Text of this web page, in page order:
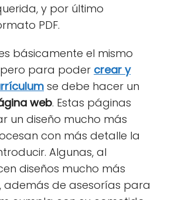
y por último
PDF.
básicamente el mismo
para poder crear y
se debe hacer un
web. Estas páginas
un diseño mucho más
con más detalle la
Algunas, al
diseños mucho más
además de asesorías para